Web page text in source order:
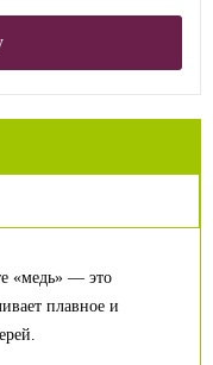
«медь» — это
плавное и